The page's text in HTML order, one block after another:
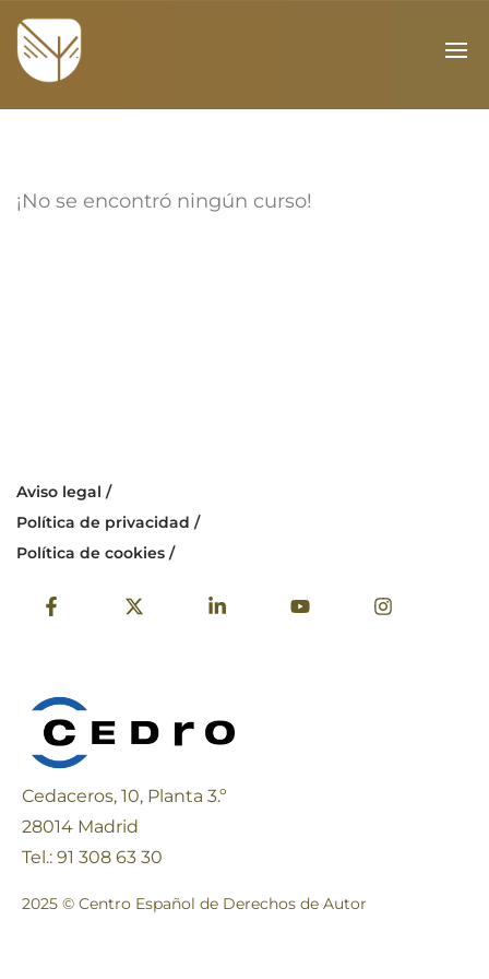
¡No se encontró ningún curso!
Aviso legal /
Política de privacidad /
Política de cookies /
Cedaceros, 10, Planta 3.º
28014 Madrid
Tel.: 91 308 63 30
2025 © Centro Español de Derechos de Autor